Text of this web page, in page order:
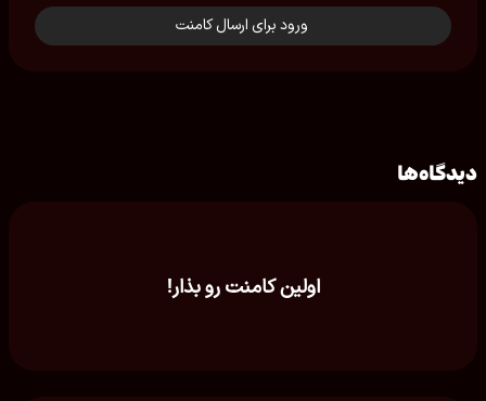
ورود برای ارسال کامنت
دیدگاه‌ها
اولین کامنت رو بذار!